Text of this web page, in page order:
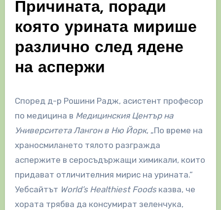
Причината, поради
която урината мирише
различно след ядене
на аспержи
Според д-р Рошини Радж, асистент професор
по медицина в Медицинския Център на
Университета Лангон в Ню Йорк, „По време на
храносмилането тялото разгражда
аспержите в серосъдържащи химикали, които
придават отличителния мирис на урината.“
Уебсайтът World’s Healthiest Foodsказва, че
хората трябва да консумират зеленчука,